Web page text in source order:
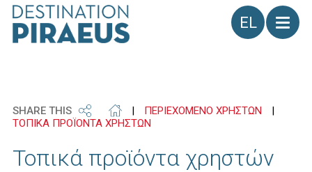
Γλώσσα
SHARE THIS | ΠΕΡΙΕΧΟΜΕΝΟ ΧΡΗΣΤΩΝ
|
ΤΟΠΙΚΑ ΠΡΟΪΟΝΤΑ ΧΡΗΣΤΩΝ
Τοπικά προϊόντα χρηστών